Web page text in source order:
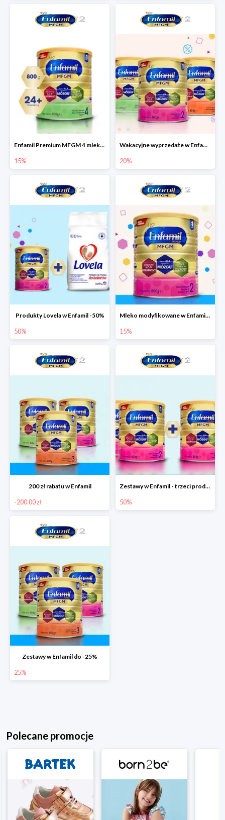
Enfamil Premium MFGM 4 mleko modyfikowane 800g
15%
Wakacyjne wyprzedaże w Enfamil do -20%
20%
Produkty Lovela w Enfamil -50%
50%
Mleko modyfikowane w Enfamil -15%
15%
200 zł rabatu w Enfamil
-200.00 zł
Zestawy w Enfamil - trzeci produkt -50%
50%
Zestawy w Enfamil do -25%
25%
Polecane promocje